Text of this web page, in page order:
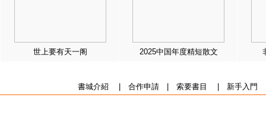
世上要有天一阁 2025中国年度精短散文
書城介紹 合作申請| 索要書目 新手入門